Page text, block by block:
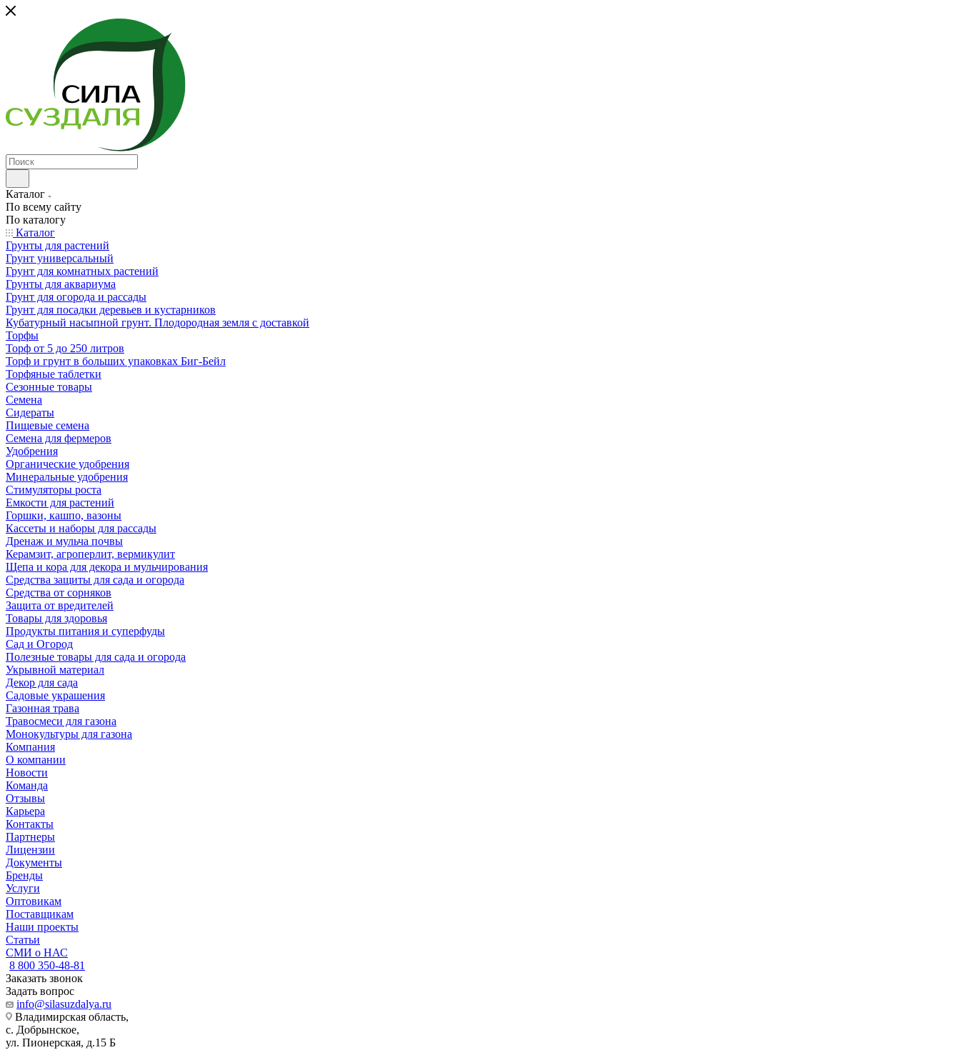
Каталог
По всему сайту
По каталогу
Каталог
Грунты для растений
Грунт универсальный
Грунт для комнатных растений
Грунты для аквариума
Грунт для огорода и рассады
Грунт для посадки деревьев и кустарников
Кубатурный насыпной грунт. Плодородная земля с доставкой
Торфы
Торф от 5 до 250 литров
Торф и грунт в больших упаковках Биг-Бейл
Торфяные таблетки
Сезонные товары
Семена
Сидераты
Пищевые семена
Семена для фермеров
Удобрения
Органические удобрения
Минеральные удобрения
Стимуляторы роста
Емкости для растений
Горшки, кашпо, вазоны
Кассеты и наборы для рассады
Дренаж и мульча почвы
Керамзит, агроперлит, вермикулит
Щепа и кора для декора и мульчирования
Средства защиты для сада и огорода
Средства от сорняков
Защита от вредителей
Товары для здоровья
Продукты питания и суперфуды
Сад и Огород
Полезные товары для сада и огорода
Укрывной материал
Декор для сада
Садовые украшения
Газонная трава
Травосмеси для газона
Монокультуры для газона
Компания
О компании
Новости
Команда
Отзывы
Карьера
Контакты
Партнеры
Лицензии
Документы
Бренды
Услуги
Оптовикам
Поставщикам
Наши проекты
Статьи
СМИ о НАС
8 800 350-48-81
Заказать звонок
Задать вопрос
info@silasuzdalya.ru
Владимирская область,
с. Добрынское,
ул. Пионерская, д.15 Б